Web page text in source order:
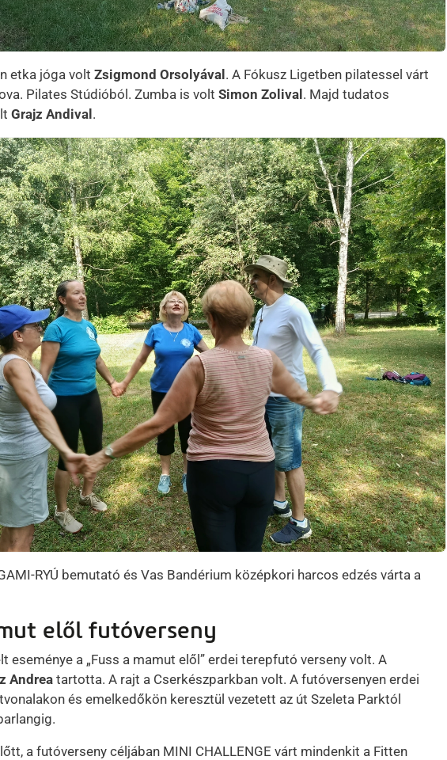
etka jóga volt Zsigmond Orsolyával. A Fókusz Ligetben pilatessel várt
Pilates Stúdióból. Zumba is volt Simon Zolival. Majd tudatos
Grajz Andival.
RYÚ bemutató és Vas Bandérium középkori harcos edzés várta a
elől futóverseny
eseménye a „Fuss a mamut elől” erdei terepfutó verseny volt. A
Andreatartotta. A rajt a Cserkészparkban volt. A futóversenyen erdei
és emelkedőkön keresztül vezetett az út Szeleta Parktól
a futóverseny céljában MINI CHALLENGE várt mindenkit a Fitten